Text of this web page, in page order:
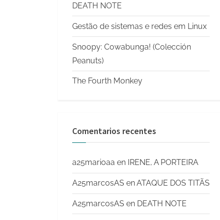
DEATH NOTE
Gestão de sistemas e redes em Linux
Snoopy: Cowabunga! (Colección
Peanuts)
The Fourth Monkey
Comentarios recentes
a25marioaa en IRENE, A PORTEIRA
A25marcosAS enATAQUE DOS TITÃS
A25marcosAS en DEATH NOTE